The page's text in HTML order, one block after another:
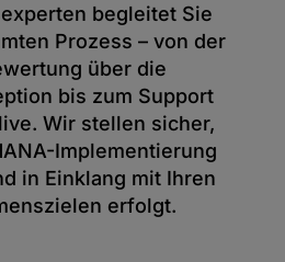
begleitet Sie
Prozess – von der
über die
bis zum Support
Wir stellen sicher,
Implementierung
in Einklang mit Ihren
erfolgt.